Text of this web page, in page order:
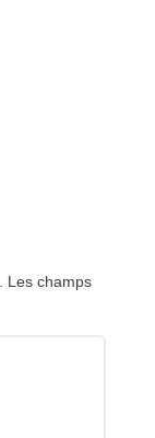
Les champs